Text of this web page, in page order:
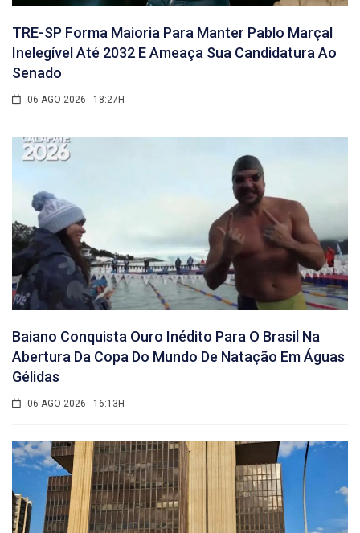
TRE-SP Forma Maioria Para Manter Pablo Marçal
Inelegível Até 2032 E Ameaça Sua Candidatura Ao
Senado
06 AGO 2026 - 18:27H
Baiano Conquista Ouro Inédito Para O Brasil Na
Abertura Da Copa Do Mundo De Natação Em Águas
Gélidas
06 AGO 2026 - 16:13H